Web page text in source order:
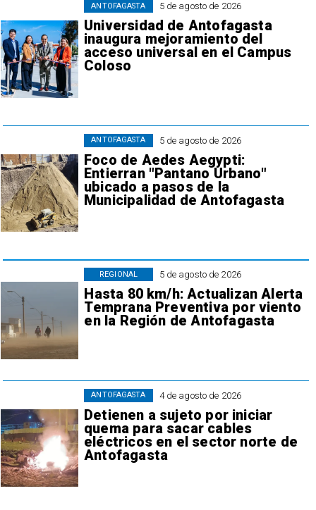
5 de agosto de 2026
Universidad de Antofagasta
inaugura mejoramiento del
acceso universal en el Campus
Coloso
ANTOFAGASTA
5 de agosto de 2026
Foco de Aedes Aegypti:
Entierran "Pantano Urbano"
ubicado a pasos de la
Municipalidad de Antofagasta
ANTOFAGASTA
5 de agosto de 2026
Hasta 80 km/h: Actualizan Alerta
Temprana Preventiva por viento
en la Región de Antofagasta
REGIONAL
4 de agosto de 2026
Detienen a sujeto por iniciar
quema para sacar cables
eléctricos en el sector norte de
Antofagasta
ANTOFAGASTA